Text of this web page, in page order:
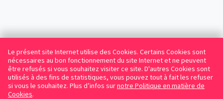
Le présent site Internet utilise des Cookies. Certains Cookies sont
nécessaires au bon fonctionnement du site Internet et ne peuvent
être refusés si vous souhaitez visiter ce site. D'autres Cookies sont
utilisés à des fins de statistiques, vous pouvez tout à fait les refuser
si vous le souhaitez. Plus d’infos surnotre Politique en matière de
Cookies.